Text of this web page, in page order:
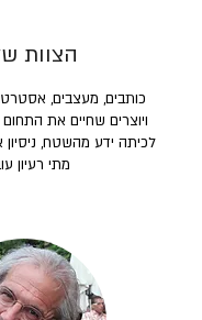
הצוות
כותבים, מעצבים,
ויוצרים שחיים את התחום
לכיתה ידע מהשטח, ניסיון
מתי רעיון